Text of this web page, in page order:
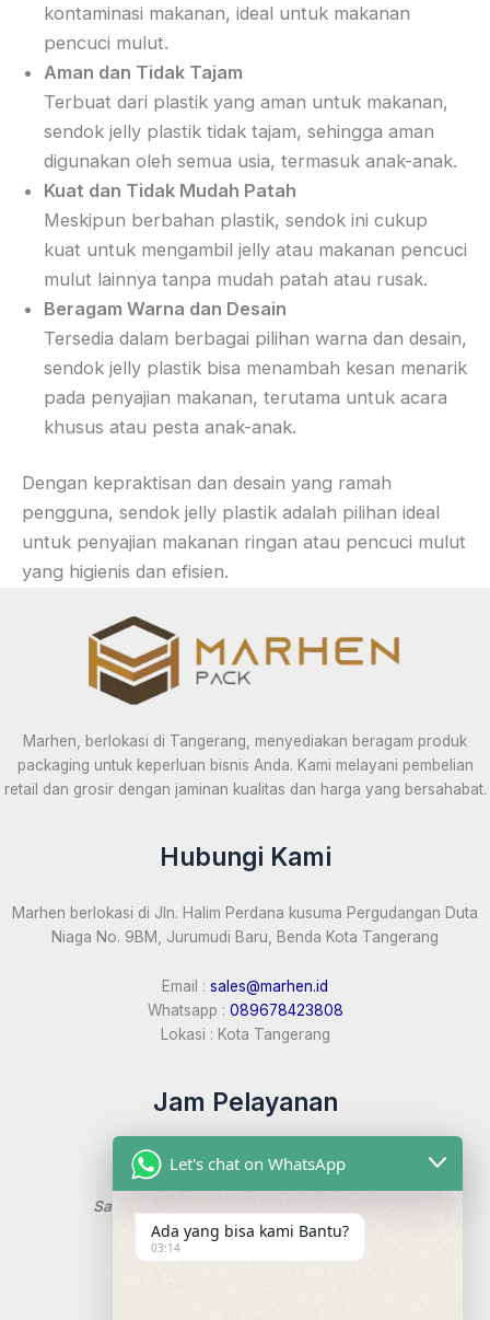
kontaminasi makanan, ideal untuk makanan
pencuci mulut.
Aman dan Tidak Tajam
Terbuat dari plastik yang aman untuk makanan,
sendok jelly plastik tidak tajam, sehingga aman
digunakan oleh semua usia, termasuk anak-anak.
Kuat dan Tidak Mudah Patah
Meskipun berbahan plastik, sendok ini cukup
kuat untuk mengambil jelly atau makanan pencuci
mulut lainnya tanpa mudah patah atau rusak.
Beragam Warna dan Desain
Tersedia dalam berbagai pilihan warna dan desain,
sendok jelly plastik bisa menambah kesan menarik
pada penyajian makanan, terutama untuk acara
khusus atau pesta anak-anak.
Dengan kepraktisan dan desain yang ramah
pengguna, sendok jelly plastik adalah pilihan ideal
untuk penyajian makanan ringan atau pencuci mulut
yang higienis dan efisien.
Marhen, berlokasi di Tangerang, menyediakan beragam produk
packaging untuk keperluan bisnis Anda. Kami melayani pembelian
retail dan grosir dengan jaminan kualitas dan harga yang bersahabat.
Hubungi Kami
Marhen berlokasi di Jln. Halim Perdana kusuma Pergudangan Duta
Niaga No. 9BM, Jurumudi Baru, Benda Kota Tangerang
Email : sales@marhen.id
Whatsapp : 089678423808
Lokasi : Kota Tangerang
Jam Pelayanan
Marhen buka setiap hari:
Senin – Jumat : 08:00 – 17:00 WIB
Sabtu, Minggu & Hari Libur Nasional Tutup
Let's chat on WhatsApp
Ada yang bisa kami Bantu?
03:14